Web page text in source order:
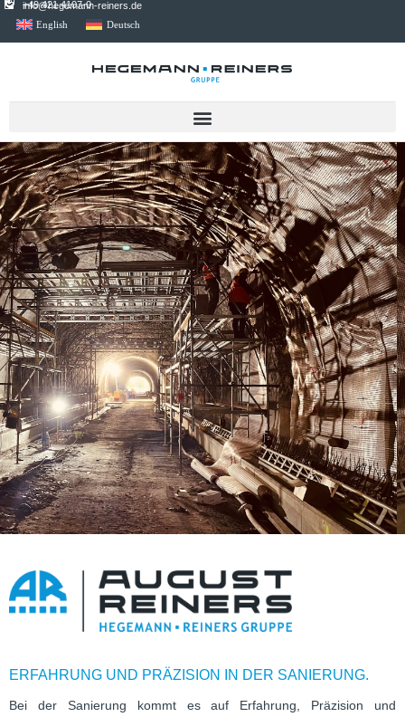
+49 421 4107-0
info@hegemann-reiners.de
English
Deutsch
ERFAHRUNG UND PRÄZISION IN DER SANIERUNG.
Bei der Sanie­rung kommt es auf Erfah­rung, Prä­zi­sion und